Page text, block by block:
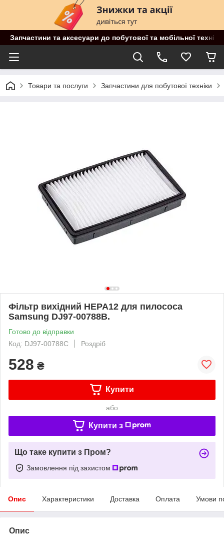
Запчастини та аксесуари до побутової та мобільної
Товари та послуги Запчастини для побутової техніки
Фільтр вихідний HEPA12 для пилососа
Samsung DJ97-00788B.
Готово до відправки
Код: DJ97-00788C
Роздріб
528 ₴
Купити
або
Купити з
Що таке купити з Пром?
Замовлення під захистом
Опис Характеристики Доставка Оплата Умови
Опис